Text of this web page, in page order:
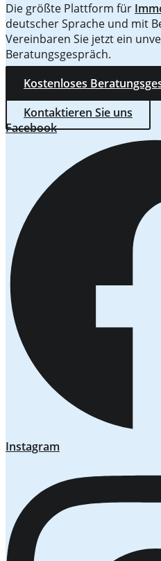
Die größte Plattform für
deutscher Sprache und mit
Vereinbaren Sie jetzt ein
Beratungsgespräch.
Kostenloses
Kontaktieren Sie uns
Facebook
Instagram